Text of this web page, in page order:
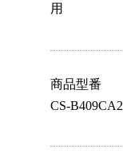
用
商品型番
CS-B409CA2